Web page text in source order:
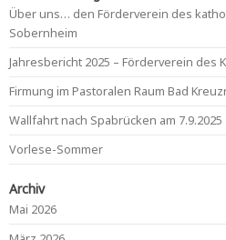
Über uns… den Förderverein des
Sobernheim
Jahresbericht 2025 – Förderverein des
Firmung im Pastoralen Raum Bad
Wallfahrt nach Spabrücken am 7.9.2025
Vorlese-Sommer
Archiv
Mai 2026